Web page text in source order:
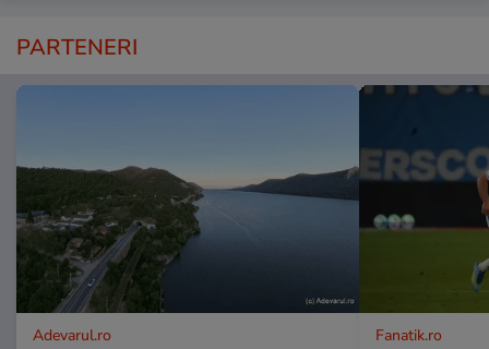
PARTENERI
Adevarul.ro Fanatik.ro